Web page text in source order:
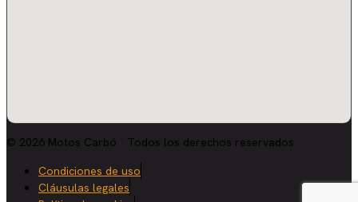
© 2026 Motos Carbó · Todos los derechos reservados
Condiciones de uso
Cláusulas legales